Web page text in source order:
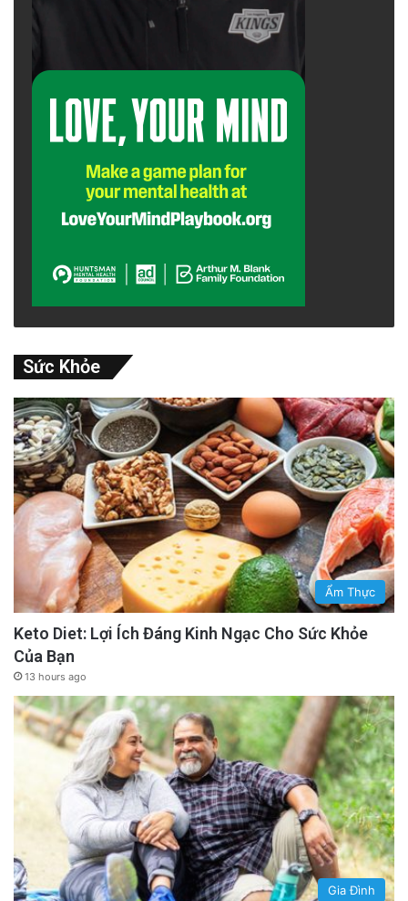
Sức Khỏe
Ẩm Thực
Keto Diet: Lợi Ích Đáng Kinh Ngạc Cho Sức Khỏe
Của Bạn
13 hours ago
Gia Đình